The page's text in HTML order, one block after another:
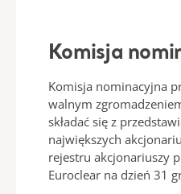
Komisja
Komisja nominacyjna
walnym
składać się z
największych
rejestru akcjonariuszy
Euroclear na dzień 31